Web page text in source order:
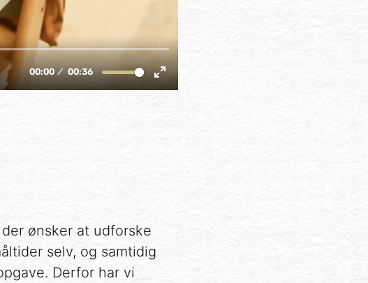
ønsker at udforske
selv, og samtidig
Derfor har vi